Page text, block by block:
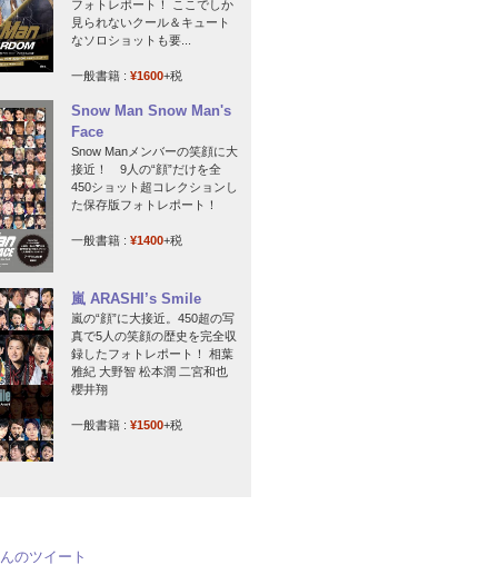
フォトレポート！ ここでしか
見られないクール＆キュート
なソロショットも要...
一般書籍 : ¥1600+税
Snow Man Snow Man's
Face
Snow Manメンバーの笑顔に大
接近！ 9人の“顔”だけを全
450ショット超コレクションし
た保存版フォトレポート！
一般書籍 : ¥1400+税
嵐 ARASHI’s Smile
嵐の“顔”に大接近。450超の写
真で5人の笑顔の歴史を完全収
録したフォトレポート！ 相葉
雅紀 大野智 松本潤 二宮和也
櫻井翔
一般書籍 : ¥1500+税
のツイート